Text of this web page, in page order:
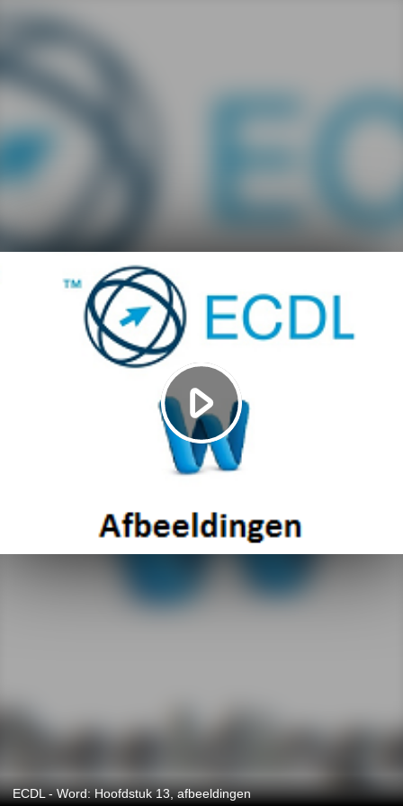
Play
Video
ECDL - Word: Hoofdstuk 13, afbeeldingen